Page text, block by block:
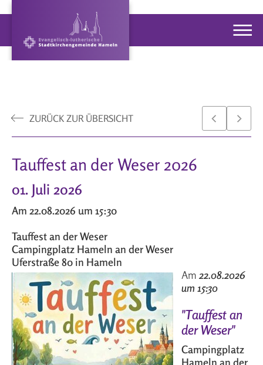
ZURÜCK ZUR ÜBERSICHT
Tauffest an der Weser 2026
01. Juli 2026
Am 22.08.2026 um 15:30
Tauffest an der Weser
Campingplatz Hameln an der Weser
Uferstraße 80 in Hameln
Am 22.08.2026
um 15:30
"Tauffest an
der Weser"
Campingplatz
Hameln an der